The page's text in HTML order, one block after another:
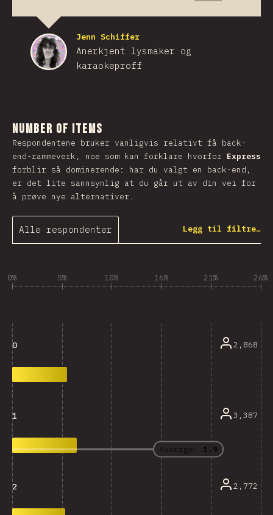
Jenn Schiffer
Anerkjent lysmaker og
karaokeproff
Number of Items
Respondentene bruker vanligvis relativt få back-
end-rammeverk, noe som kan forklare hvorfor Express
forblir så dominerende: har du valgt en back-end,
er det lite sannsynlig at du går ut av din vei for
å prøve nye alternativer.
Alle respondenter Legg til filtre…
0% 5% 10% 16% 21% 26%
Average: 1.9
0 2,868
1 3,387
2 2,772